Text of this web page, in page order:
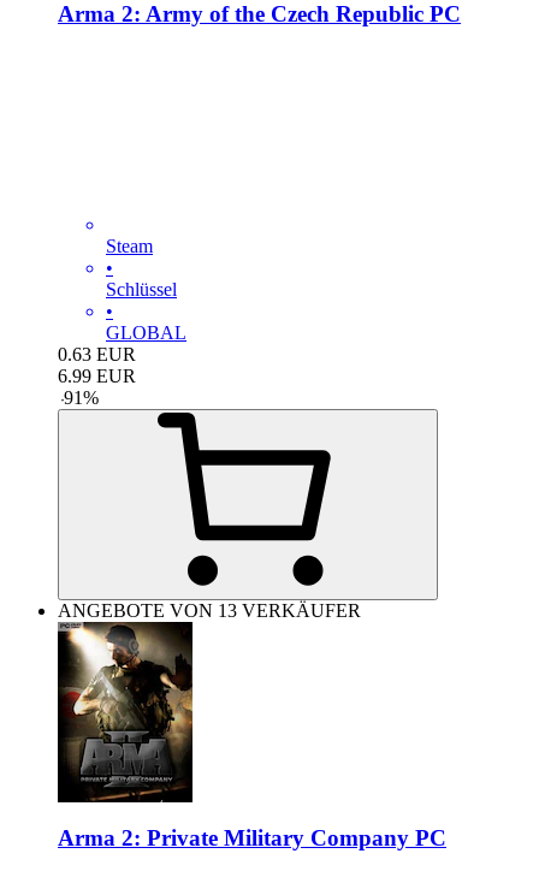
Arma 2: Army of the Czech Republic PC
Steam
•
Schlüssel
•
GLOBAL
0.63 EUR
6.99 EUR
-91%
ANGEBOTE VON 13 VERKÄUFER
Arma 2: Private Military Company PC